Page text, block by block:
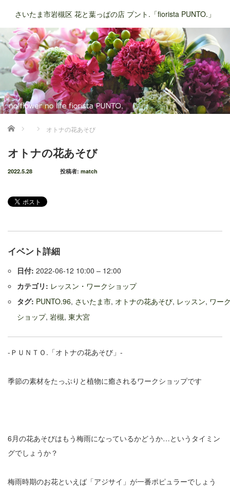
さいたま市岩槻区 花と葉っぱの店 プント.「fiorista PUNTO.」
ホーム オトナの花あそび
オトナの花あそび
2022.5.28 投稿者: match
イベント詳細
日付: 2022-06-12 10:00 – 12:00
カテゴリ: レッスン・ワークショップ
タグ: PUNTO.96, さいたま市, オトナの花あそび, レッスン, ワー
ショップ,岩槻,東大宮
-ＰＵＮＴＯ.「オトナの花あそび」-
季節の素材をたっぷりと植物に癒されるワークショップです
6月の花あそびはもう梅雨になっているかどうか…というタイミン
グでしょうか？
梅雨時期のお花といえば「アジサイ」が一番ポピュラーでしょう